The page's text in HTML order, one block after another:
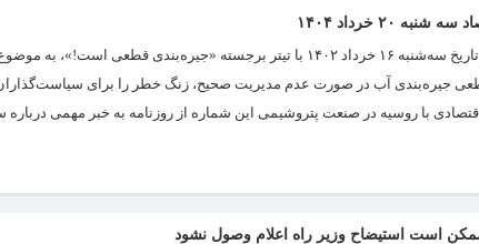
۲۰ خرداد ۱۴۰۴
بحران آب در کانون توجه صفحه اول صفحه اول روزنامه رمز اقتصاد در تاریخ سه‌شنبه ۱۶ خرداد ۱۴۰۲ با تیتر
جیره‌بندی آب در صورت عدم مدیریت صحیح، زنگ خطر را برای
است استیضاح وزیر راه اعلام وصول نشود